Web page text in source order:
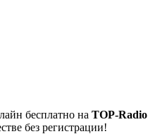
бесплатно на TOP-Radio
без регистрации!